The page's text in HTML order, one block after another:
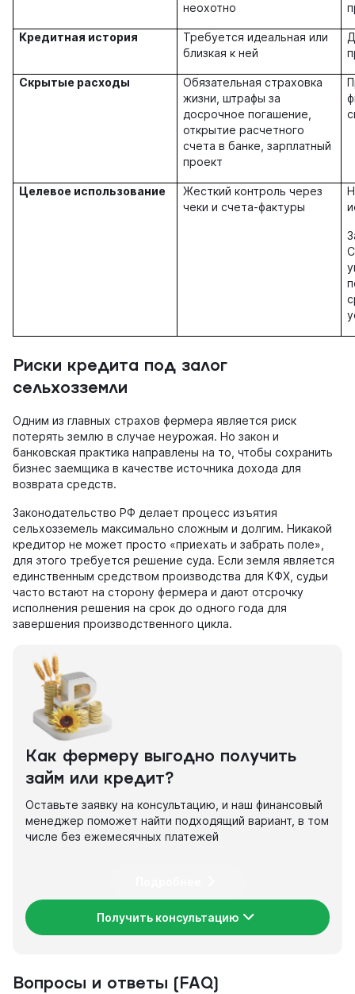
неохотно
Кредитная история
Требуется идеальная или
близкая к ней
Скрытые расходы
Обязательная страховка
жизни, штрафы за
досрочное погашение,
открытие расчетного
счета в банке, зарплатный
проект
Целевое использование
Жесткий контроль через
чеки и счета-фактуры
Риски кредита под залог
сельхозземли
Одним из главных страхов фермера является риск
потерять землю в случае неурожая. Но закон и
банковская практика направлены на то, чтобы сохранить
бизнес заемщика в качестве источника дохода для
возврата средств.
Законодательство РФ делает процесс изъятия
сельхозземель максимально сложным и долгим. Никакой
кредитор не может просто «приехать и забрать поле»,
для этого требуется решение суда. Если земля является
единственным средством производства для КФХ, судьи
часто встают на сторону фермера и дают отсрочку
исполнения решения на срок до одного года для
завершения производственного цикла.
Как фермеру выгодно получить
займ или кредит?
Оставьте заявку на консультацию, и наш финансовый
менеджер поможет найти подходящий вариант, в том
числе без ежемесячных платежей
Получить консультацию
Вопросы и ответы (FAQ)